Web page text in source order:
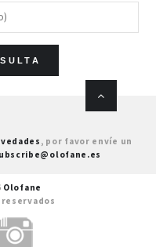
, por favor envíe un
Olofane